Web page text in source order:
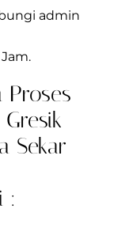
admin
Proses
Sekar
: